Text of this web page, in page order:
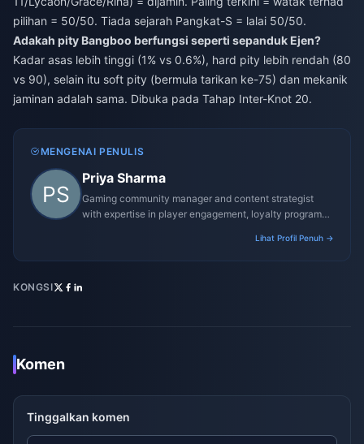
pilihan = 50/50. Tiada sejarah Pangkat-S = lalai 50/50.
Adakah pity Bangboo berfungsi seperti sepanduk Ejen?
Kadar asas lebih tinggi (1% vs 0.6%), hard pity lebih rendah (80
vs 90), selain itu soft pity (bermula tarikan ke-75) dan mekanik
jaminan adalah sama. Dibuka pada Tahap Inter-Knot 20.
MENGENAI PENULIS
Priya Sharma
Gaming community manager and content strategist
with expertise in player engagement, loyalty programs,
Lihat Profil Penuh →
KONGSI
Komen
Tinggalkan komen